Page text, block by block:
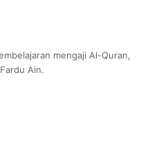
mengaji Al-Quran,
Ain.